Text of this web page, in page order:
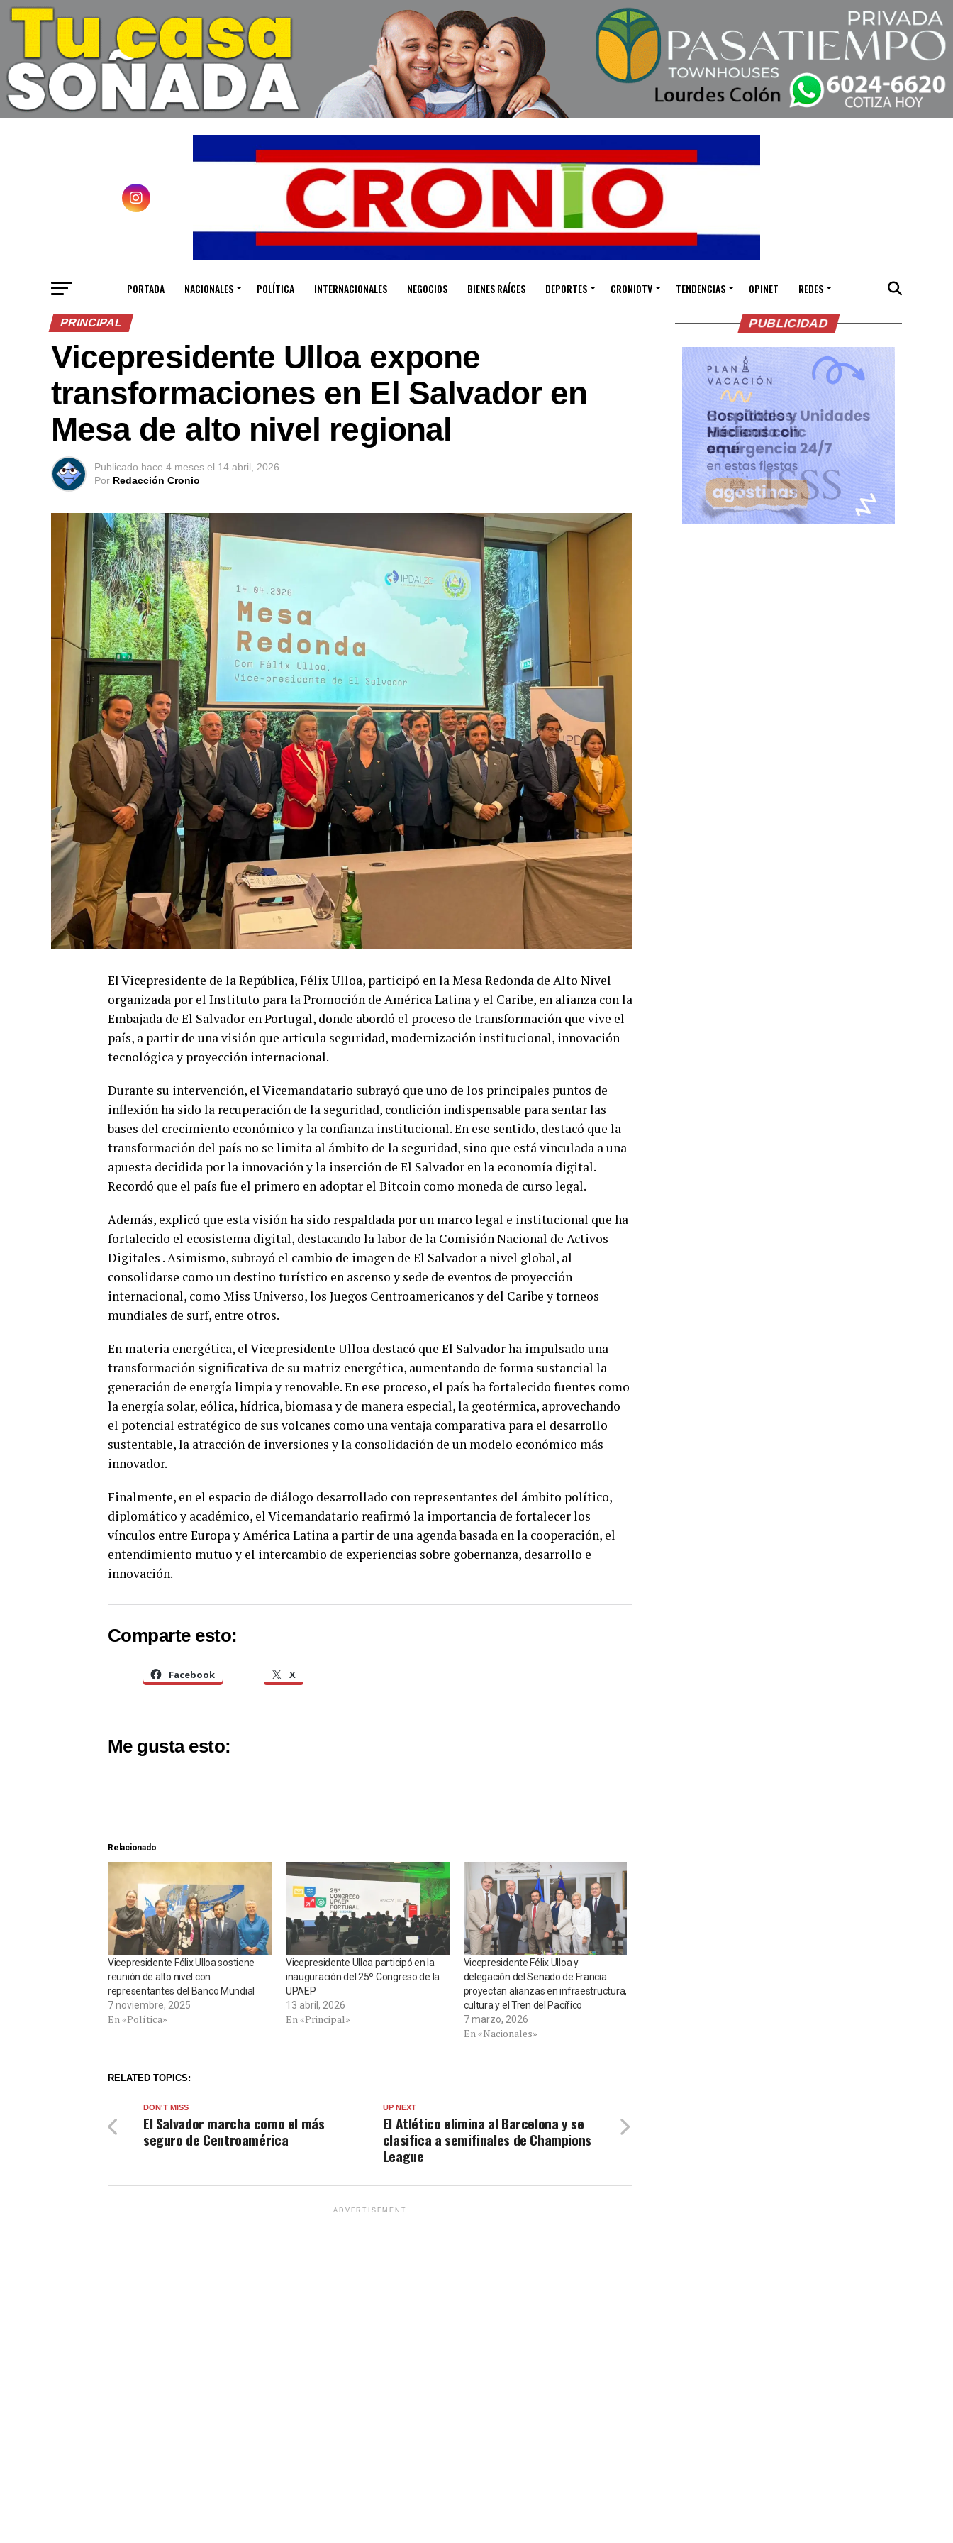
PORTADA NACIONALES POLÍTICA INTERNACIONALES NEGOCIOS BIENES RAÍCES DEPORTES CRONIOTV TENDENCIAS OPINET REDES
PRINCIPAL
Vicepresidente Ulloa expone
transformaciones en El Salvador en
Mesa de alto nivel regional
Publicado hace 4 meses el 14 abril, 2026
Por Redacción Cronio
El Vicepresidente de la República, Félix Ulloa, participó en la Mesa Redonda de Alto Nivel
organizada por el Instituto para la Promoción de América Latina y el Caribe, en alianza con la
Embajada de El Salvador en Portugal, donde abordó el proceso de transformación que vive el
país, a partir de una visión que articula seguridad, modernización institucional, innovación
tecnológica y proyección internacional.
Durante su intervención, el Vicemandatario subrayó que uno de los principales puntos de
inflexión ha sido la recuperación de la seguridad, condición indispensable para sentar las
bases del crecimiento económico y la confianza institucional. En ese sentido, destacó que la
transformación del país no se limita al ámbito de la seguridad, sino que está vinculada a una
apuesta decidida por la innovación y la inserción de El Salvador en la economía digital.
Recordó que el país fue el primero en adoptar el Bitcoin como moneda de curso legal.
Además, explicó que esta visión ha sido respaldada por un marco legal e institucional que ha
fortalecido el ecosistema digital, destacando la labor de la Comisión Nacional de Activos
Digitales . Asimismo, subrayó el cambio de imagen de El Salvador a nivel global, al
consolidarse como un destino turístico en ascenso y sede de eventos de proyección
internacional, como Miss Universo, los Juegos Centroamericanos y del Caribe y torneos
mundiales de surf, entre otros.
En materia energética, el Vicepresidente Ulloa destacó que El Salvador ha impulsado una
transformación significativa de su matriz energética, aumentando de forma sustancial la
generación de energía limpia y renovable. En ese proceso, el país ha fortalecido fuentes como
la energía solar, eólica, hídrica, biomasa y de manera especial, la geotérmica, aprovechando
el potencial estratégico de sus volcanes como una ventaja comparativa para el desarrollo
sustentable, la atracción de inversiones y la consolidación de un modelo económico más
innovador.
Finalmente, en el espacio de diálogo desarrollado con representantes del ámbito político,
diplomático y académico, el Vicemandatario reafirmó la importancia de fortalecer los
vínculos entre Europa y América Latina a partir de una agenda basada en la cooperación, el
entendimiento mutuo y el intercambio de experiencias sobre gobernanza, desarrollo e
innovación.
Comparte esto:
Facebook X
Me gusta esto:
Relacionado
Vicepresidente Félix Ulloa sostiene
reunión de alto nivel con
representantes del Banco Mundial
7 noviembre, 2025
En «Política»
Vicepresidente Ulloa participó en la
inauguración del 25º Congreso de la
UPAEP
13 abril, 2026
En «Principal»
Vicepresidente Félix Ulloa y
delegación del Senado de Francia
proyectan alianzas en infraestructura,
cultura y el Tren del Pacífico
7 marzo, 2026
En «Nacionales»
RELATED TOPICS:
UP NEXT
El Atlético elimina al Barcelona y se
clasifica a semifinales de Champions
League
DON'T MISS
El Salvador marcha como el más
seguro de Centroamérica
ADVERTISEMENT
PUBLICIDAD